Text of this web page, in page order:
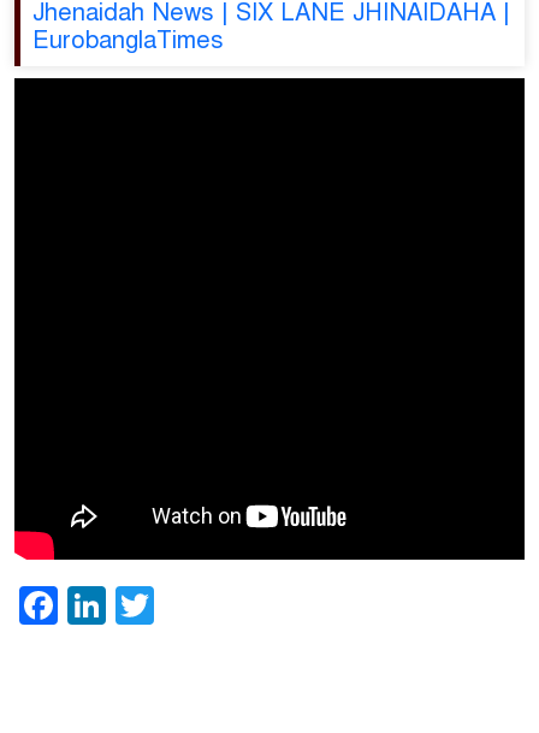
Jhenaidah News | SIX LANE JHINAIDAHA |
EurobanglaTimes
Facebook
LinkedIn